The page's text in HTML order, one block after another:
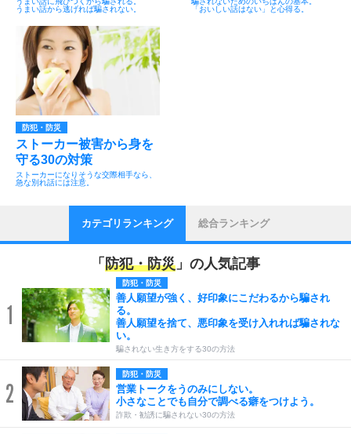
うまい話から逃げれば騙されない。
「おいしい話はない」と心得る。
防犯・防災
ストーカー被害から身を
守る30の対策
ストーカーになりそうな交際相手なら、
急な別れ話には注意。
カテゴリランキング 総合ランキング
「 防犯・防災 」の人気記事
1
防犯・防災
善人願望が強く、好印象にこだわるから騙され
る。
善人願望を捨て、悪印象を受け入れれば騙されな
い。
騙されない生き方をする30の方法
2
防犯・防災
営業トークをうのみにしない。
小さなことでも自分で調べる癖をつけよう。
詐欺・勧誘に騙されない30の方法